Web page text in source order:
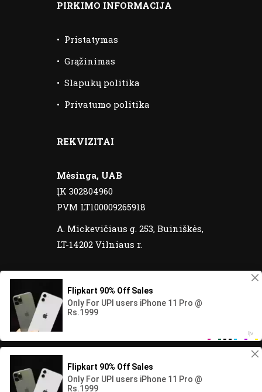
PIRKIMO INFORMACIJA
• Pristatymas
• Grąžinimas
• Slapukų politika
• Privatumo politika
REKVIZITAI
Mėsinga, UAB
ĮK 302804960
PVM LT100009265918
A. Mickevičiaus g. 253, Buiniškės,
LT-14202 Vilniaus r.
© 2020 Meatos yra registruotas prekinis
ženklas. Visos teisės saugomos.